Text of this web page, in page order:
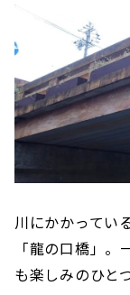
川にかかってい
「龍の口橋」
も楽しみのひと